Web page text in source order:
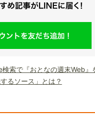
検索で『おとなの週末Web』
するソース」とは？